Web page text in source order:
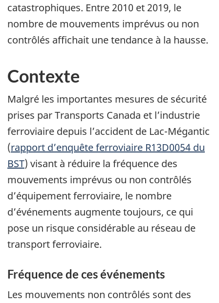
catastrophiques. Entre 2010 et 2019, le
nombre de mouvements imprévus ou non
contrôlés affichait une tendance à la hausse.
Contexte
Malgré les importantes mesures de sécurité
prises par Transports Canada et l’industrie
ferroviaire depuis l’accident de Lac-Mégantic
(rapport d’enquête ferroviaire R13D0054 du
BST) visant à réduire la fréquence des
mouvements imprévus ou non contrôlés
d’équipement ferroviaire, le nombre
d’événements augmente toujours, ce qui
pose un risque considérable au réseau de
transport ferroviaire.
Fréquence de ces événements
Les mouvements non contrôlés sont des